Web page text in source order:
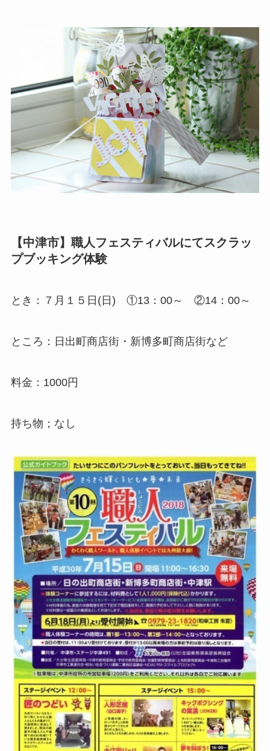
【中津市】職人フェスティバルにてスクラッ
プブッキング体験
とき：７月１５日(日) ①13：00～ ②14：00～
ところ：日出町商店街・新博多町商店街など
料金：1000円
持ち物；なし